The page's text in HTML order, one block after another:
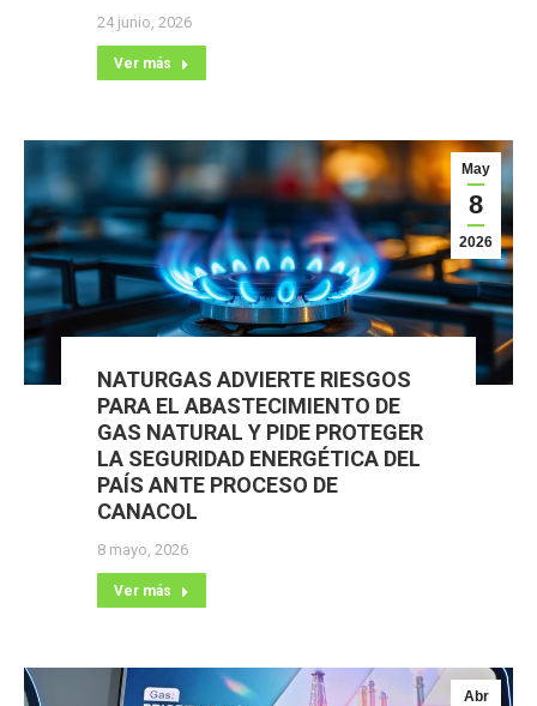
24 junio, 2026
Ver más
May
8
2026
NATURGAS ADVIERTE RIESGOS
PARA EL ABASTECIMIENTO DE
GAS NATURAL Y PIDE PROTEGER
LA SEGURIDAD ENERGÉTICA DEL
PAÍS ANTE PROCESO DE
CANACOL
8 mayo, 2026
Ver más
Abr